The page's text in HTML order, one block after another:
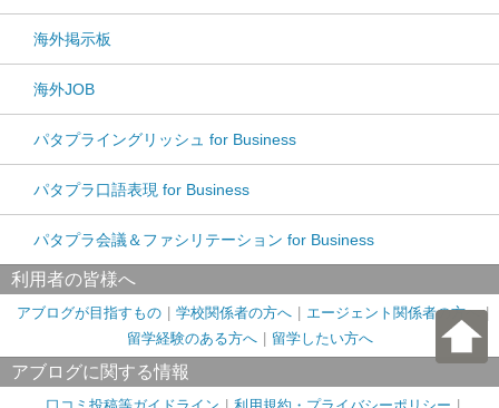
海外掲示板
海外JOB
パタプライングリッシュ for Business
パタプラ口語表現 for Business
パタプラ会議＆ファシリテーション for Business
利用者の皆様へ
アブログが目指すもの 学校関係者の方へ
エージェント関係者の方へ
留学経験のある方へ
留学したい方へ
アブログに関する情報